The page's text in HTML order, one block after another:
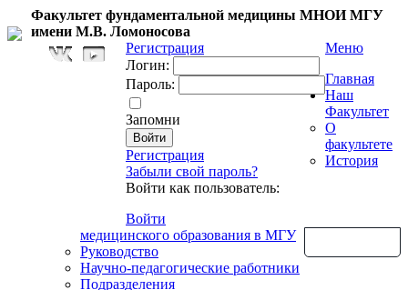
Факультет фундаментальной медицины МНОИ МГУ
имени М.В. Ломоносова
Регистрация
Логин:
Пароль:
Запомни
Регистрация
Забыли свой пароль?
Войти как пользователь:
Войти
Меню
Главная
Наш
Факультет
О
факультете
История
медицинского образования в МГУ
Руководство
Научно-педагогические работники
Подразделения